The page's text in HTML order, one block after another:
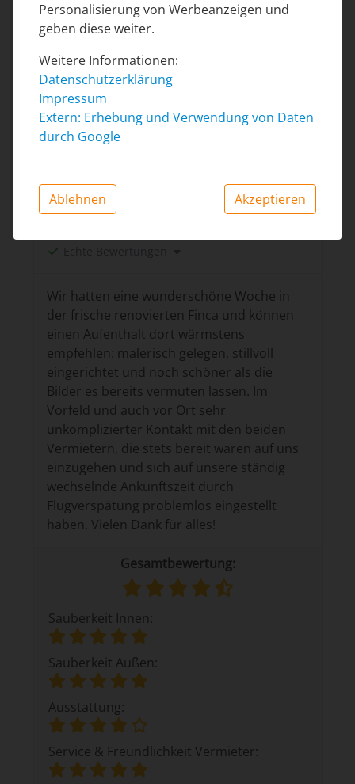
Preis-/Leistungsverhältnis:
11.10.2025 bis 18.10.2025
Wir hatten eine wunderschöne Woche in
der frische renovierten Finca und können
einen Aufenthalt dort wärmstens
empfehlen: malerisch gelegen, stillvoll
eingerichtet und noch schöner als die
Bilder es bereits vermuten lassen. Im
Vorfeld und auch vor Ort sehr
unkomplizierter Kontakt mit den beiden
Vermietern, die stets bereit waren auf uns
einzugehen und sich auf unsere ständig
wechselnde Ankunftszeit durch
Flugverspätung problemlos eingestellt
haben. Vielen Dank für alles!
Gesamtbewertung:
Sauberkeit Innen:
Sauberkeit Außen:
Ausstattung:
Service & Freundlichkeit Vermieter:
Personalisierung von Werbeanzeigen und
geben diese weiter.
Weitere Informationen:
Datenschutzerklärung
Impressum
Extern: Erhebung und Verwendung von Daten
durch Google
Ablehnen Akzeptieren